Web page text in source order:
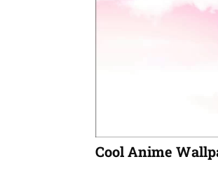
Cool Anime